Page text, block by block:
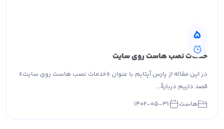
5
خدمات نصب هاست روی سایت
در این مقاله از پارس آپتایم با عنوان «خدمات نصب هاست روی سایت»
قصد داریم دربارهٔ…
هاست
۱۴۰۲-۰۵-۳۱